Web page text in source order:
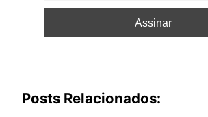
Posts Relacionados: